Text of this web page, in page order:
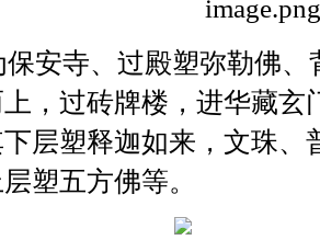
安寺、过殿塑弥勒佛
，过砖牌楼，进华藏玄
层塑释迦如来，文珠、
塑五方佛等。